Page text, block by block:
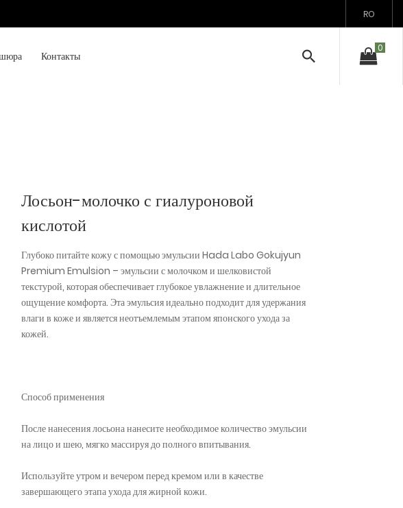
RO
Контакты
Лосьон-молочко с гиалуроновой
кислотой
Глубоко питайте кожу с помощью эмульсии Hada Labo Gokujyun
Premium Emulsion – эмульсии с молочком и шелковистой
текстурой, которая обеспечивает глубокое увлажнение и длительное
ощущение комфорта. Эта эмульсия идеально подходит для удержания
влаги в коже и является неотъемлемым этапом японского ухода за
кожей.
Способ применения
После нанесения лосьона нанесите необходимое количество эмульсии
на лицо и шею, мягко массируя до полного впитывания.
Используйте утром и вечером перед кремом или в качестве
завершающего этапа ухода для жирной кожи.